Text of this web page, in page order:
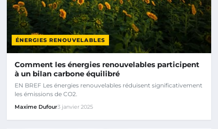
ÉNERGIES RENOUVELABLES
Comment les énergies renouvelables participent
à un bilan carbone équilibré
EN BREF Les énergies renouvelables réduisent significativement
les émissions de CO2.
Maxime Dufour3 janvier 2025